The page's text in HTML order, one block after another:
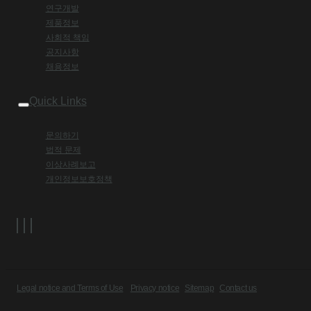
연구개발
제품정보
사회적 책임
공지사항
채용정보
Quick Links
문의하기
법적 문제
이상사례보고
개인정보보호정책
Legal notice and Terms of Use Privacy notice Sitemap Contact us